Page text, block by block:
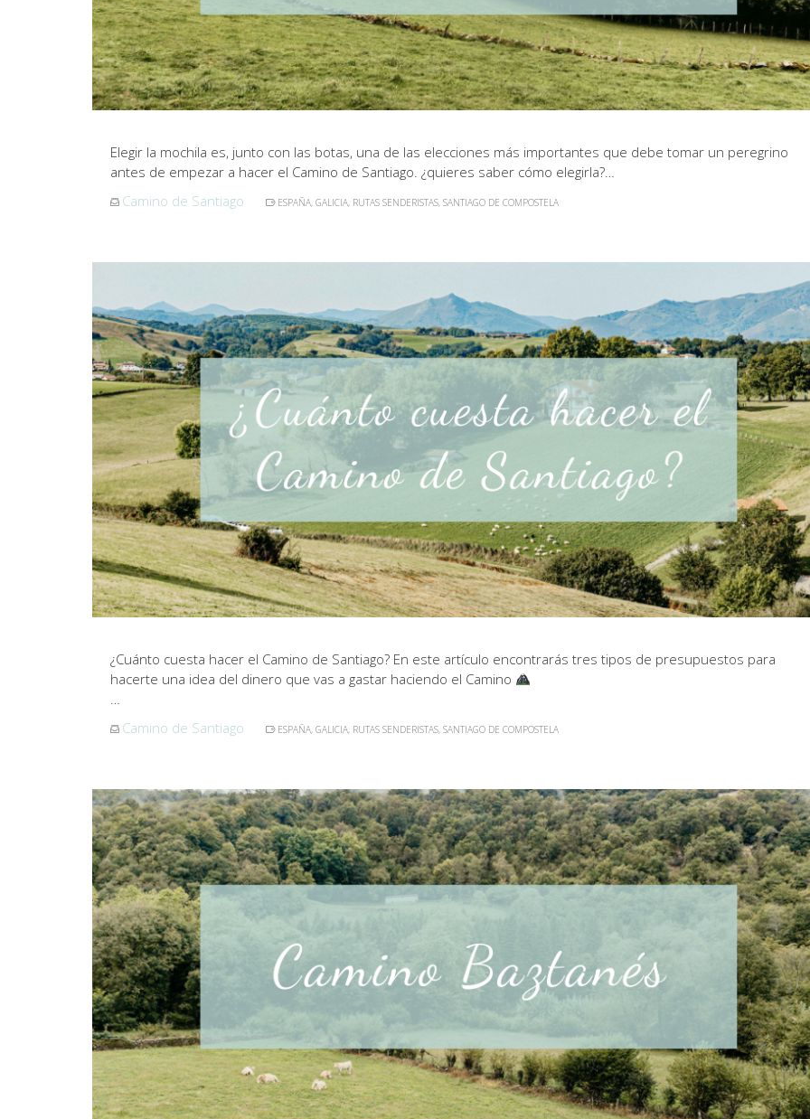
Elegir la mochila es, junto con las botas, una de las elecciones más importantes que debe tomar un peregrino
antes de empezar a hacer el Camino de Santiago. ¿quieres saber cómo elegirla?…
Camino de Santiago
ESPAÑA, GALICIA, RUTAS SENDERISTAS, SANTIAGO DE COMPOSTELA
¿Cuánto cuesta hacer el Camino de Santiago? En este artículo encontrarás tres tipos de presupuestos para
hacerte una idea del dinero que vas a gastar haciendo el Camino
Camino de Santiago
ESPAÑA, GALICIA, RUTAS SENDERISTAS, SANTIAGO DE COMPOSTELA